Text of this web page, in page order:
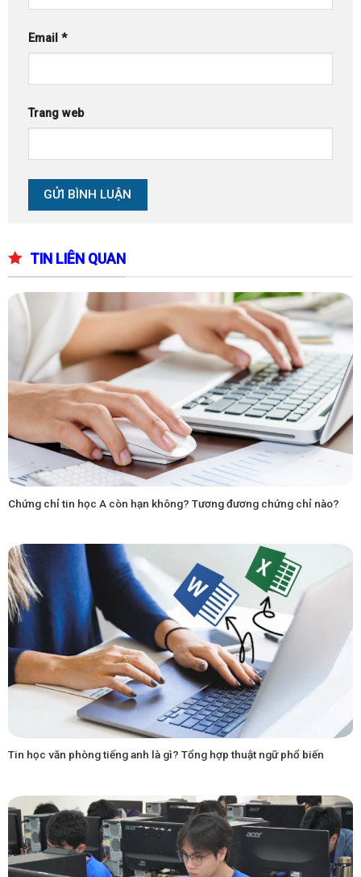
Email *
Trang web
TIN LIÊN QUAN
Chứng chỉ tin học A còn hạn không? Tương đương chứng chỉ nào?
Tin học văn phòng tiếng anh là gì? Tổng hợp thuật ngữ phổ biến